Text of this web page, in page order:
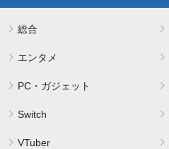
総合
エンタメ
PC・ガジェット
Switch
VTuber